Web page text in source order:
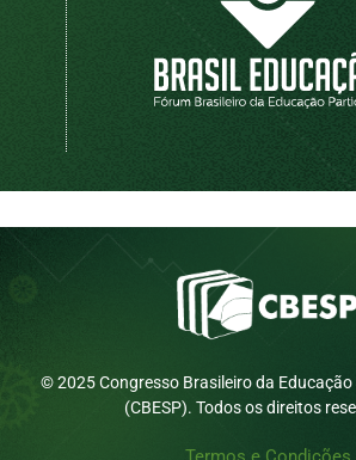
© 2025 Congresso Brasileiro da
(CBESP). Todos os direitos